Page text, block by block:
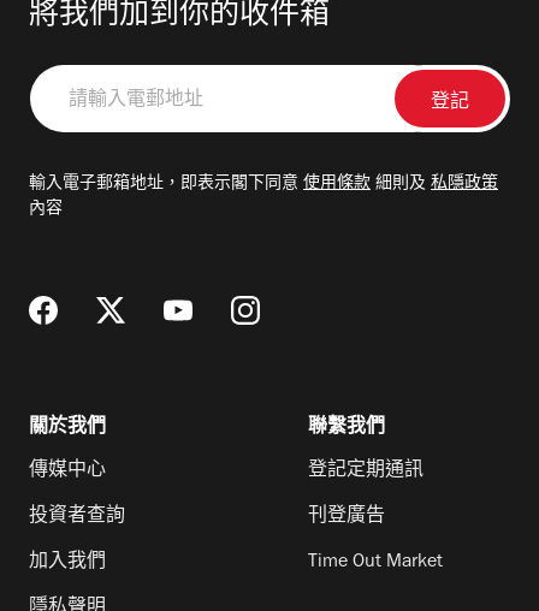
將我們加到你的收件箱
請
輸
郵
輸入電子郵箱地址，即表示閣下同意 使用條款 細則及 私隱政策
內容
關於我們
傳媒中心
投資者查詢
加入我們
聯繫我們
登記定期通訊
刊登廣告
Time Out Market